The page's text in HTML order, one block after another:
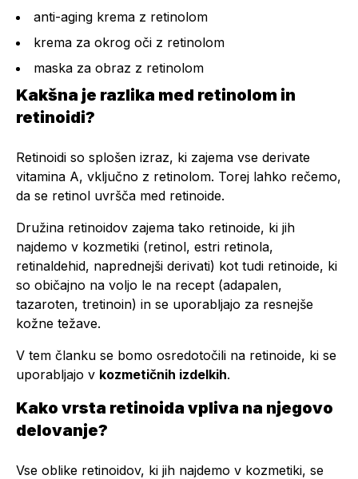
anti-aging krema z retinolom
krema za okrog oči z retinolom
maska za obraz z retinolom
Kakšna je razlika med retinolom in
retinoidi?
Retinoidi so splošen izraz, ki zajema vse derivate
vitamina A, vključno z retinolom. Torej lahko rečemo,
da se retinol uvršča med retinoide.
Družina retinoidov zajema tako retinoide, ki jih
najdemo v kozmetiki (retinol, estri retinola,
retinaldehid, naprednejši derivati) kot tudi retinoide, ki
so običajno na voljo le na recept (adapalen,
tazaroten, tretinoin) in se uporabljajo za resnejše
kožne težave.
V tem članku se bomo osredotočili na retinoide, ki se
uporabljajo v kozmetičnih izdelkih.
Kako vrsta retinoida vpliva na njegovo
delovanje?
Vse oblike retinoidov, ki jih najdemo v kozmetiki, se